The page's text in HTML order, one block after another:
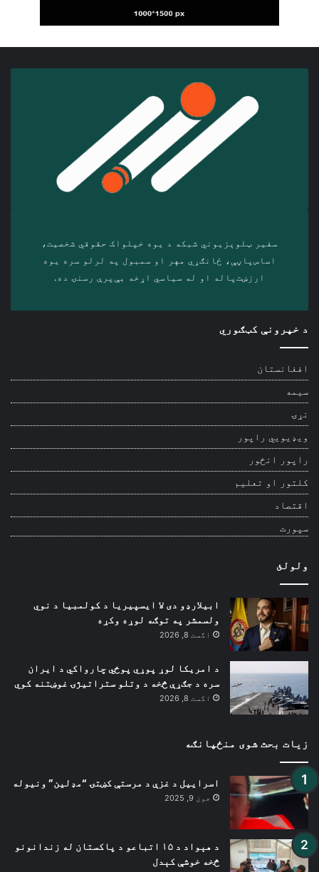
سفیر ټلوېزیوني شبکه د‎ یوه خپلواک حقوقي شخصیت،
اساس‌پاڼې، ځانګړي مهر او سمبول په لرلو سره ‎یوه
ارزښت‌پاله او ‎له سیاسي اړخه بې‌پرې رسنۍ ده.
د خپرونې کټګوري
افغانستان
سیمه
نړۍ
ویډیويي راپور
راپور انځور
کلتور او تعلیم
اقتصاد
سپورت
ولولئ
ابیلارډو دی لا ایسپیریا د کولمبیا د نوي
ولسمشر په توګه لوړه وکړه
اگست 8, 2026
د امریکا لوړ پوړي پوځي چارواکي د ایران
سره د جګړې څخه د وتلو ستراتیژۍ غوښتنه کوي
اگست 8, 2026
زیات بحث شوی منځپانګه
اسراییل د غزې د مرستې کښتۍ “مډلین” ونیوله
جون 9, 2025
د هېواد د ۱۵ اتباعو د پاکستان له زندانونو
څخه خوشې کېدل